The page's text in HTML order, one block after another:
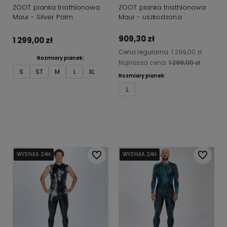
ZOOT pianka triathlonowa
Maui - Silver Palm
1 299,00 zł
Rozmiary pianek:
S ST M L XL
ZOOT pianka triathlonowa
Maui - uszkodzona
909,30 zł
Cena regularna: 1 299,00 zł
Najniższa cena: 1 299,00 zł
Rozmiary pianek:
L
WYSYŁKA 24H
WYSYŁKA 24H
WYSYŁKA 24H
WYSYŁKA 24H
WYSYŁKA 24H Do ulubionychWYSYŁKA 24H
WYSYŁKA 24H
WYSYŁKA 24H
WYSYŁKA 24H
WYSYŁKA 24H Do